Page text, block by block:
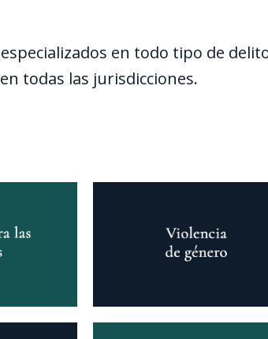
en todo tipo de
todas las jurisdicciones.